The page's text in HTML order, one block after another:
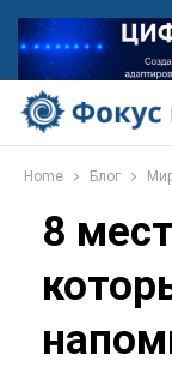
Home Блог
8